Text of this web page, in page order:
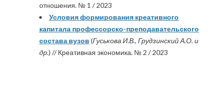
отношения. № 1 / 2023
Условия формирования креативного
капитала профессорско-преподавательского
состава вузов (Гуськова И.В., Грудзинский А.О. и
др.) // Креативная экономика. № 2 / 2023